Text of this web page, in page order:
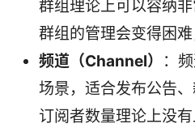
群组理论上可以容纳
群组的管理会变得困难
频道（Channel）
：
场景，适合发布公告、
订阅者数量理论上没